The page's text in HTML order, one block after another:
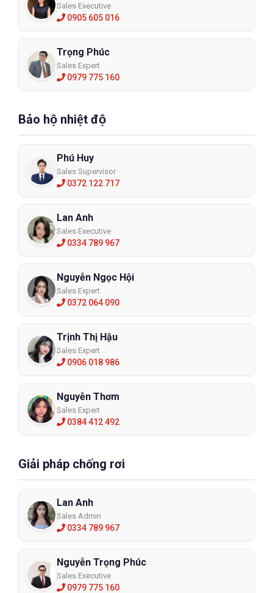
Sales Executive
0905 605 016
Trọng Phúc
Sales Expert
0979 775 160
Bảo hộ nhiệt độ
Phú Huy
Sales Supervisor
0372 122 717
Lan Anh
Sales Executive
0334 789 967
Nguyễn Ngọc Hội
Sales Expert
0372 064 090
Trịnh Thị Hậu
Sales Expert
0906 018 986
Nguyễn Thơm
Sales Expert
0384 412 492
Giải pháp chống rơi
Lan Anh
Sales Admin
0334 789 967
Nguyễn Trọng Phúc
Sales Executive
0979 775 160